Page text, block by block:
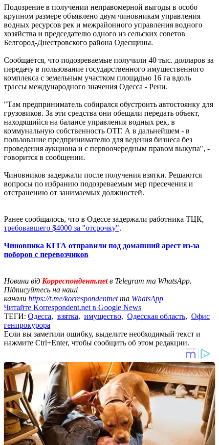
Подозрение в получении неправомерной выгоды в особо
крупном размере объявлено двум чиновникам управления
водных ресурсов рек и межрайонного управления водного
хозяйства и председателю одного из сельских советов
Белгород-Днестровского района Одесщины.
Сообщается, что подозреваемые получили 40 тыс. долларов за
передачу в пользование государственного имущественного
комплекса с земельным участком площадью 16 га вдоль
трассы международного значения Одесса - Рени.
"Там предприниматель собирался обустроить автостоянку для
грузовиков. За эти средства они обещали передать объект,
находящийся на балансе управления водных рек, в
коммунальную собственность ОТГ. А в дальнейшем - в
пользование предпринимателю для ведения бизнеса без
проведения аукциона и с первоочередным правом выкупа", -
говорится в сообщении.
Чиновников задержали после получения взятки. Решаются
вопросы по избранию подозреваемым мер пресечения и
отстранению от занимаемых должностей.
Ранее сообщалось, что в Одессе задержали работника ТЦК,
требовавшего $4000 за "отсрочку".
Чиновника КГГА отправили под домашний арест из-за
поборов с перевозчиков
Новини від Корреспондент.netв Telegram та WhatsApp.
Підписуйтесь на наші
канали https://t.me/korrespondentnetта WhatsApp
Читайте Korrespondent.net в Google News
ТЕГИ: Одесса, взятка, имущество, Одесская область, Офис
генпрокурора
Если вы заметили ошибку, выделите необходимый текст и
нажмите Ctrl+Enter, чтобы сообщить об этом редакции.